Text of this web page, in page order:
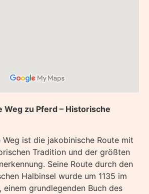
Weg zu Pferd – Historische
Weg ist die jakobinische Route mit
Tradition und der größten
Seine Route durch den
Halbinsel wurde um 1135 im
einem grundlegenden Buch des